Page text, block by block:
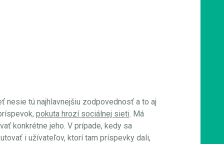
nesie tú najhlavnejšiu zodpovednosť a to aj
pokuta hrozí sociálnej sieti. Má
konkrétne jeho. V prípade, kedy sa
i užívateľov, ktorí tam príspevky dali,